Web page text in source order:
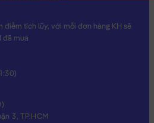
điểm tích lũy, với mỗi đơn hàng KH sẽ
đã mua
3, TP.HCM